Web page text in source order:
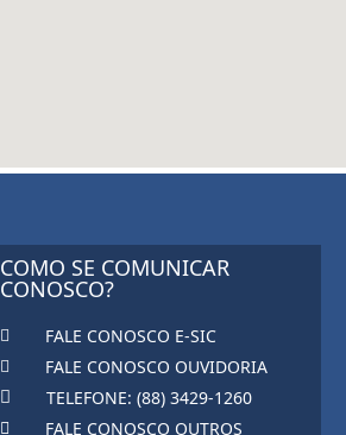
COMO SE COMUNICAR
CONOSCO?
FALE CONOSCO E-SIC
FALE CONOSCO OUVIDORIA
TELEFONE: (88) 3429-1260
FALE CONOSCO OUTROS